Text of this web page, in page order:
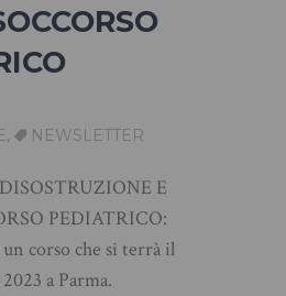
, NEWSLETTER
E
PEDIATRICO:
corso che si terrà il
a Parma.